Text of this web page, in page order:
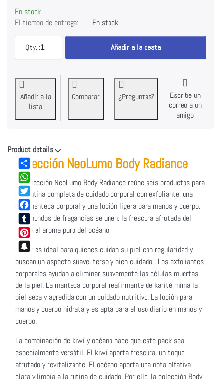
En stock
El tiempo de entrega:
En stock
Qty. :1
Colección NeoLumo Body Radiance a EUR 169,95,
Añadir a la cesta
Añadir a la
lista
Comparar ¿Preguntas?
Escribe un
correo a un
amigo
Share
WhatsApp
Twitter
Facebook
Tumblr
Pinterest
Product details
Colección NeoLumo Body Radiance
La colección NeoLumo Body Radiance reúne seis productos para
una rutina completa de cuidado corporal con exfoliante, una
rica manteca corporal y una loción ligera para manos y cuerpo.
Dos mundos de fragancias se unen: la frescura afrutada del
kiwi y el aroma puro del océano.
El set es ideal para quienes cuidan su piel con regularidad y
buscan un aspecto suave, terso y bien cuidado . Los exfoliantes
corporales ayudan a eliminar suavemente las células muertas
de la piel. La manteca corporal reafirmante de karité mima la
piel seca y agredida con un cuidado nutritivo. La loción para
manos y cuerpo hidrata y es apta para el uso diario en manos y
cuerpo.
La combinación de kiwi y océano hace que este pack sea
especialmente versátil. El kiwi aporta frescura, un toque
afrutado y revitalizante. El océano aporta una nota olfativa
clara y limpia a la rutina de cuidado. Por ello, la colección Body